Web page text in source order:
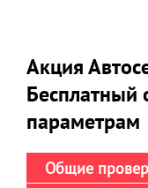
Акция
Бесплатный
параметрам
Общие